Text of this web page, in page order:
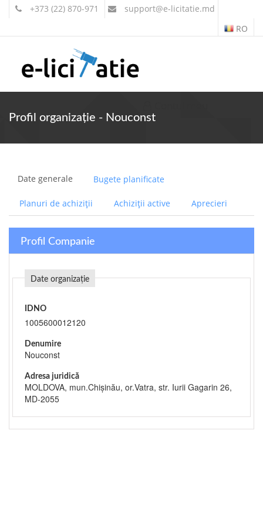
+373 (22) 870-971 support@e-licitatie.md
RO
Profil organizație - Nouconst
Date generale Bugete planificate
Planuri de achiziții Achiziții active Aprecieri
Profil Companie
Date organizație
IDNO
1005600012120
Denumire
Nouconst
Adresa juridică
MOLDOVA, mun.Chişinău, or.Vatra, str. Iurii Gagarin 26,
MD-2055